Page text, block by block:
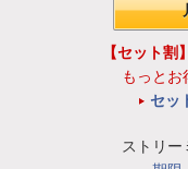
【セット割】
もっとお
セッ
ストリー